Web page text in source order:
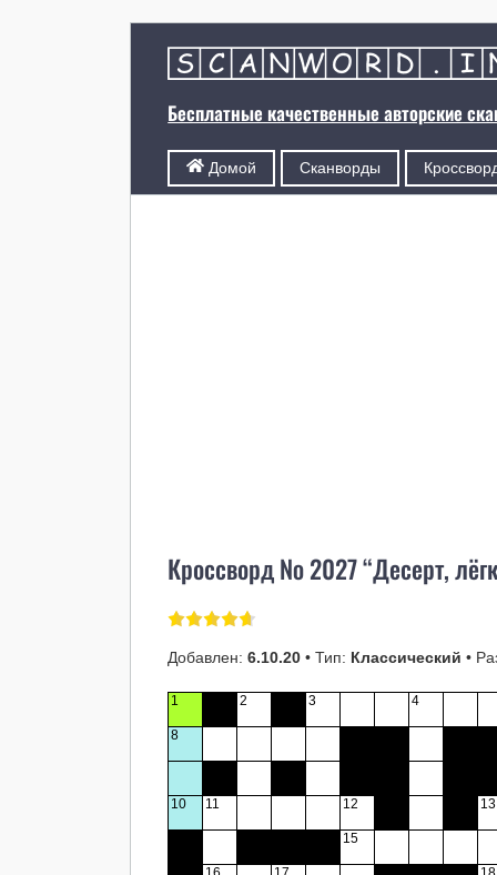
Бесплатные качественные авторские
Домой Сканворды
Кроссворд № 2027 “Десерт,
Добавлен:6.10.20 • Тип: Классический •
1 2 3 4
8
10 11 12 13
15
16 17 18